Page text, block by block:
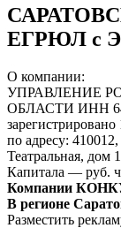
ЕГРЮЛ с
О компании:
УПРАВЛЕНИЕ
ОБЛАСТИ ИНН
по адресу:
Театральная, дом
Капитала — руб.
Компании
В регионе
Разместить